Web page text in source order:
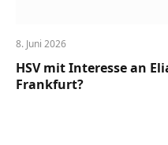
8. Juni 2026
HSV mit Interesse an
Frankfurt?